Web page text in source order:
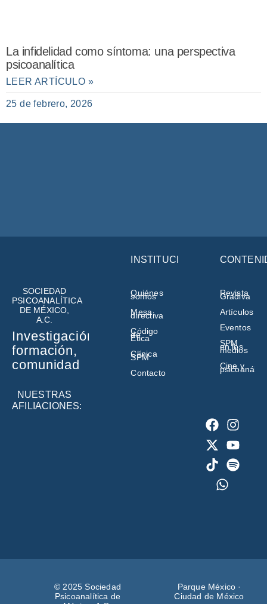
La infidelidad como síntoma: una perspectiva
psicoanalítica
LEER ARTÍCULO »
25 de febrero, 2026
SOCIEDAD
PSICOANALÍTICA
DE MÉXICO,
A.C.
Investigación,
formación,
comunidad
NUESTRAS
AFILIACIONES:
INSTITUCIÓN
Quiénes
somos
Mesa
directiva
Código
de
Ética
Clínica
SPM
Contacto
Revista
Gradiva
Artículos
Eventos
SPM
en los
medios
Cine y
© 2025 Sociedad
Psicoanalítica de
Parque México ·
Ciudad de México